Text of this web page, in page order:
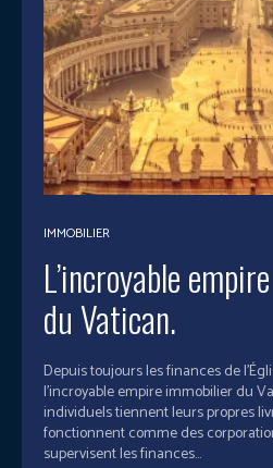
IMMOBILIER
L’incroyable
du Vatican.
Depuis toujours les finances de
l’incroyable empire immobilier du
individuels tiennent leurs propres
fonctionnent comme des
supervisent les finances...